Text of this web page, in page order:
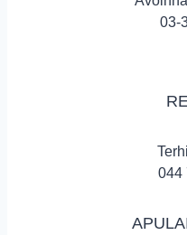
03-
044